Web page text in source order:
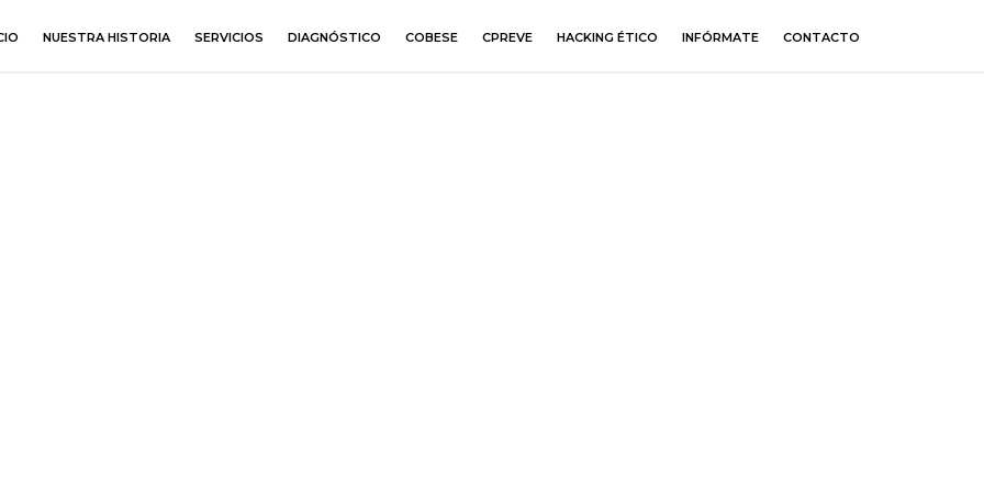
NUESTRA HISTORIA SERVICIOS DIAGNÓSTICO COBESE CPREVE HACKING ÉTICO INFÓRMATE CONTACTO